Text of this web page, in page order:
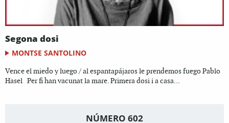
Segona dosi
MONTSE SANTOLINO
Vence el miedo y luego / al espantapájaros le prendemos fuego Pablo
Hasel Per fi han vacunat la mare. Primera dosi i a casa...
NÚMERO 602